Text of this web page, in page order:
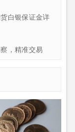
白银保证金详
，精准交易